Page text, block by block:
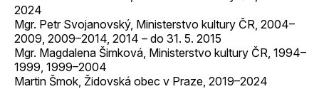
2024
Mgr. Petr Svojanovský, Ministerstvo kultury ČR, 2004–
2009, 2009–2014, 2014 – do 31. 5. 2015
Mgr. Magdalena Šimková, Ministerstvo kultury ČR, 1994–
1999, 1999–2004
Martin Šmok, Židovská obec v Praze, 2019–2024